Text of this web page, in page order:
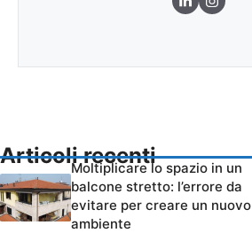
Articoli recenti
Moltiplicare lo spazio in un
balcone stretto: l’errore da
evitare per creare un nuovo
ambiente